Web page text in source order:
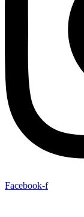
Facebook-f